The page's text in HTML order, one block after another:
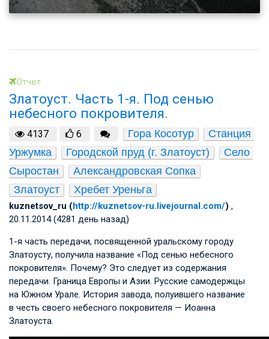
Отчет
Златоуст. Часть 1-я. Под сенью
небесного покровителя.
4137 6 Гора Косотур
Станция
Уржумка
Городской пруд (г. Златоуст)
Село
Сыростан
Александровская Сопка
Златоуст
Хребет Уреньга
kuznetsov_ru (http://kuznetsov-ru.livejournal.com/) ,
20.11.2014 (4281 день назад)
1-я часть передачи, посвященной уральскому городу
Златоусту, получила название «Под сенью небесного
покровителя». Почему? Это следует из содержания
передачи. Граница Европы и Азии. Русские самодержцы
на Южном Урале. История завода, полуившего название
в честь своего небесного покровителя — Иоанна
Златоуста.